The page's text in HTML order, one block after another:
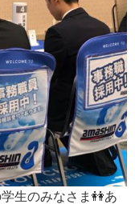
生のみなさま👭あ